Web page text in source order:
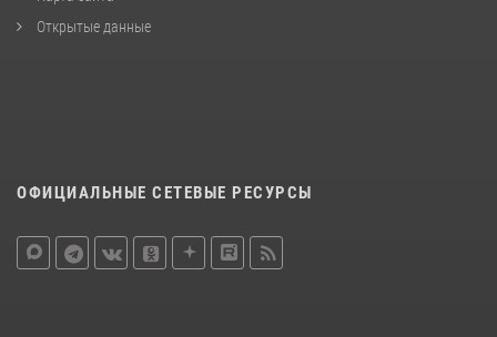
Открытые данные
ОФИЦИАЛЬНЫЕ СЕТЕВЫЕ РЕСУРСЫ